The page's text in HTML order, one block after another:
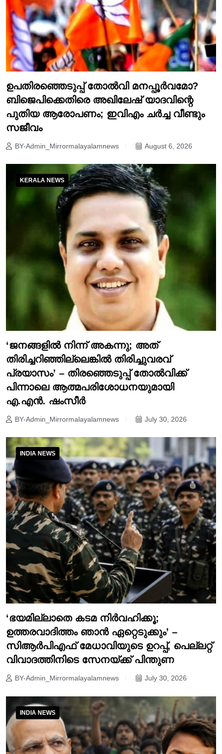
ഉപതിരഞ്ഞെടുപ്പ് തോൽവി മനപ്പൂർവമോ?
ബിജെപിക്കെതിരെ അഖിലേഷ് യാദവിന്റെ
പുതിയ ആരോപണം; ഇവിഎം ചർച്ച വീണ്ടും
സജീവം
BY-Admin_Mirrormalayalamnews August 6, 2026
KERALA NEWS
‘ജനങ്ങളിൽ നിന്ന് അകന്നു; അത്
തിരിച്ചറിഞ്ഞില്ലെങ്കിൽ തിരിച്ചുവരവ്
പ്രയാസം’ – തിരഞ്ഞെടുപ്പ് തോൽവിക്ക്
പിന്നാലെ ആത്മപരിശോധനയുമായി
എ.എൻ. ഷംസീർ
BY-Admin_Mirrormalayalamnews July 30, 2026
INDIA NEWS
‘ഭയമില്ലാതെ കടമ നിർവഹിക്കൂ;
ഉത്തരവാദിത്തം ഞാൻ ഏറ്റെടുക്കും’ –
സിആർപിഎഫ് മേധാവിയുടെ ഉറപ്പ്, പെല്ലറ്റ്
വിവാദത്തിനിടെ സേനയ്ക്ക് പിന്തുണ
BY-Admin_Mirrormalayalamnews July 30, 2026
INDIA NEWS